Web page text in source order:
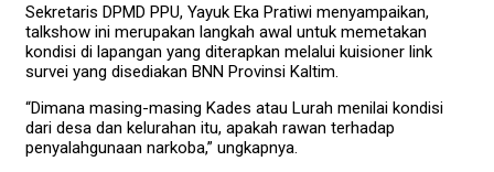
Sekretaris DPMD PPU, Yayuk Eka Pratiwi menyampaikan,
talkshow ini merupakan langkah awal untuk memetakan
kondisi di lapangan yang diterapkan melalui kuisioner link
survei yang disediakan BNN Provinsi Kaltim.
“Dimana masing-masing Kades atau Lurah menilai kondisi
dari desa dan kelurahan itu, apakah rawan terhadap
penyalahgunaan narkoba,” ungkapnya.